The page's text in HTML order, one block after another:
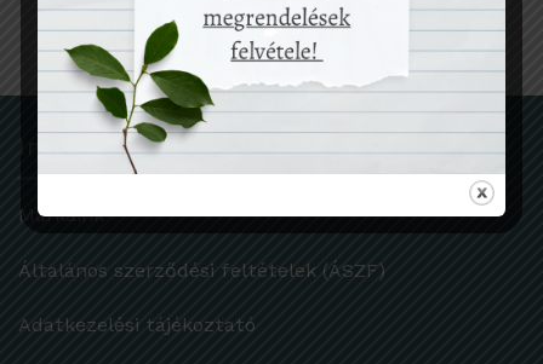
Információk
Márkáink
Általános szerződési feltételek (ÁSZF)
Adatkezelési tájékoztató